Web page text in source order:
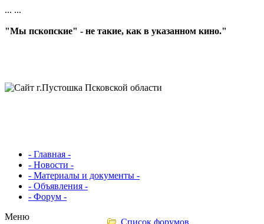
... ...
"Мы пскопские" - не такие, как в указанном кино."
- Главная -
- Новости -
- Материалы и документы -
- Объявления -
- Форум -
Меню
Список форумов